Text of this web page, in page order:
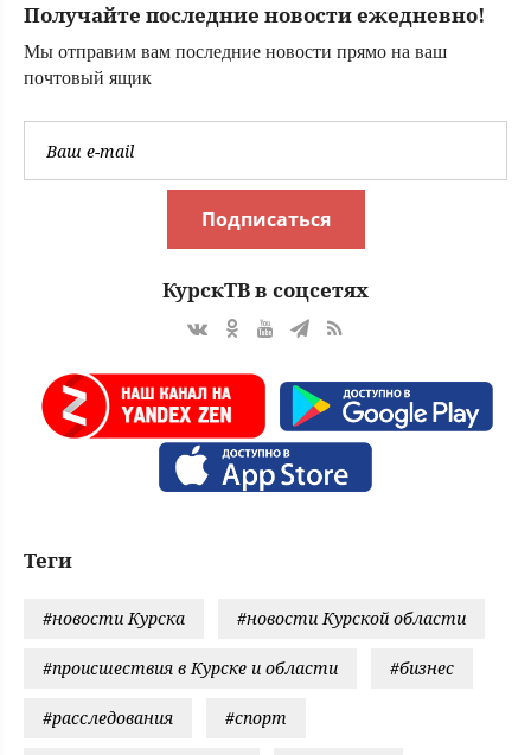
Получайте последние новости ежедневно!
Мы отправим вам последние новости прямо на ваш
почтовый ящик
Подписаться
КурскТВ в соцсетях
Теги
#новости Курска #новости Курской области
#происшествия в Курске и области #бизнес
#расследования #спорт